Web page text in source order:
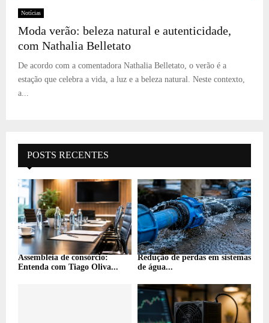
Notícias
Moda verão: beleza natural e autenticidade,
com Nathalia Belletato
De acordo com a comentadora Nathalia Belletato, o verão é a
estação que celebra a vida, a luz e a beleza natural. Neste contexto,
a...
POSTS RECENTES
Assembleia de consórcio:
Entenda com Tiago Oliva...
Redução de perdas em sistemas
de água...